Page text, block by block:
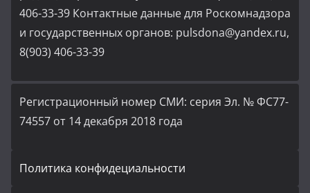
406-33-39 Контактные данные для Роскомнадзора
и государственных органов: pulsdona@yandex.ru,
8(903) 406-33-39
Регистрационный номер СМИ: серия Эл. № ФС77-
74557 от 14 декабря 2018 года
Политика конфидециальности